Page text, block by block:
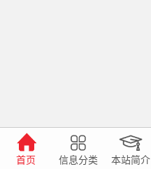
首页 信息分类 本站简介